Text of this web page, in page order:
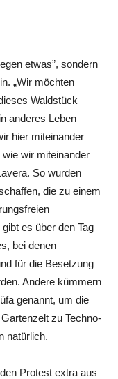
etwas”, sondern
„Wir möchten
Waldstück
anderes Leben
hier miteinander
wir miteinander
So wurden
die zu einem
es über den Tag
bei denen
für die Besetzung
Andere kümmern
genannt, um die
zu Techno-
natürlich.
Protest extra aus